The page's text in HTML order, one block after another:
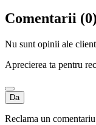
Comentarii (0)
Nu sunt opinii ale
Aprecierea ta pentru
Da
Reclama un comentariu